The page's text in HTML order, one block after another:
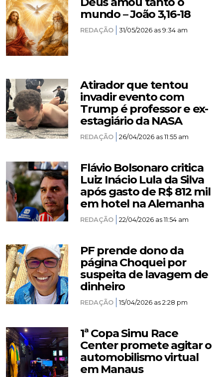
mundo – João 3,16-18
REDAÇÃO 31/05/2026 as 9:34 am
Atirador que tentou
invadir evento com
Trump é professor e ex-
estagiário da NASA
REDAÇÃO 26/04/2026 as 11:55 am
Flávio Bolsonaro critica
Luiz Inácio Lula da Silva
após gasto de R$ 812 mil
em hotel na Alemanha
REDAÇÃO 22/04/2026 as 11:54 am
PF prende dono da
página Choquei por
suspeita de lavagem de
dinheiro
REDAÇÃO 15/04/2026 as 2:28 pm
1ª Copa Simu Race
Center promete agitar o
automobilismo virtual
em Manaus